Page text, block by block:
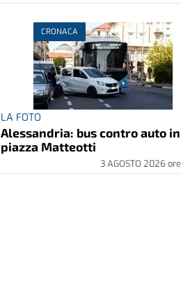
CRONACA
LA FOTO
Alessandria: bus contro auto in
piazza Matteotti
3 AGOSTO 2026ore